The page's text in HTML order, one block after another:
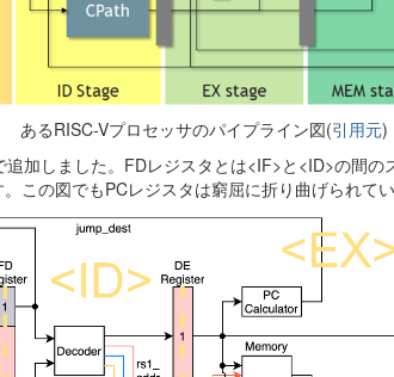
あるRISC-Vプロセッサのパイプライン図(引用元)
加しました。FDレジスタとは<IF>と<ID>の間の
この図でもPCレジスタは窮屈に折り曲げられてい